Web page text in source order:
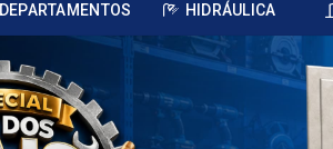
DEPARTAMENTOS HIDRÁULICA